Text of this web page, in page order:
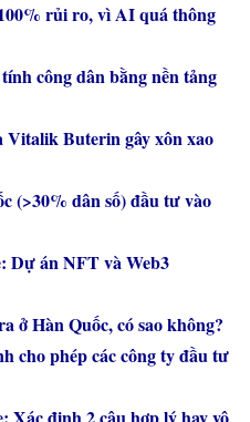
rủi ro, vì AI quá thông
công dân bằng nền tảng
Vitalik Buterin gây xôn xao
(>30% dân số) đầu tư vào
Dự án NFT và Web3
ở Hàn Quốc, có sao không?
cho phép các công ty đầu tư